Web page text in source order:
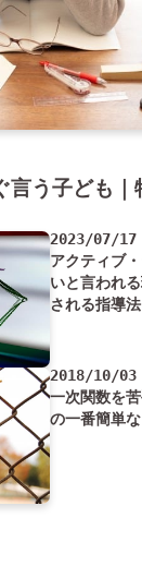
言う子ども
2023/07/17
アクティブ
いと言われ
される指導法
2018/10/03
一次関数を
の一番簡単